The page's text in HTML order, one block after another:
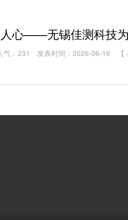
心——无锡佳测科技
气：231 发表时间：2026-06-16 【